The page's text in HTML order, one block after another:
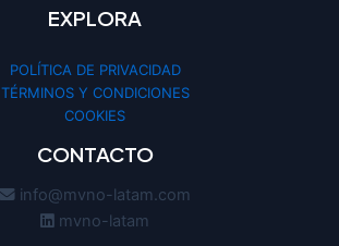
EXPLORA
POLÍTICA DE PRIVACIDAD
TÉRMINOS Y CONDICIONES
COOKIES
CONTACTO
info@mvno-latam.com
mvno-latam